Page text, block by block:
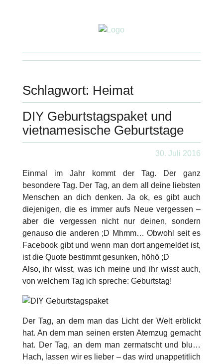
Schlagwort: Heimat
DIY Geburtstagspaket und
vietnamesische Geburtstage
30. Juli 2016
Einmal im Jahr kommt der Tag. Der ganz
besondere Tag. Der Tag, an dem all deine liebsten
Menschen an dich denken. Ja ok, es gibt auch
diejenigen, die es immer aufs Neue vergessen –
aber die vergessen nicht nur deinen, sondern
genauso die anderen ;D Mhmm… Obwohl seit es
Facebook gibt und wenn man dort angemeldet ist,
ist die Quote bestimmt gesunken, höhö ;D
Also, ihr wisst, was ich meine und ihr wisst auch,
von welchem Tag ich spreche: Geburtstag!
Der Tag, an dem man das Licht der Welt erblickt
hat. An dem man seinen ersten Atemzug gemacht
hat. Der Tag, an dem man zermatscht und blu…
Hach, lassen wir es lieber – das wird unappetitlich